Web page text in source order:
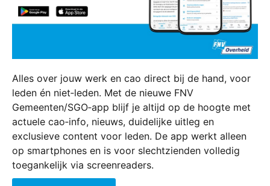
Alles over jouw werk en cao direct bij de hand, voor
leden én niet‑leden. Met de nieuwe FNV
Gemeenten/SGO‑app blijf je altijd op de hoogte met
actuele cao‑info, nieuws, duidelijke uitleg en
exclusieve content voor leden. De app werkt alleen
op smartphones en is voor slechtzienden volledig
toegankelijk via screenreaders.